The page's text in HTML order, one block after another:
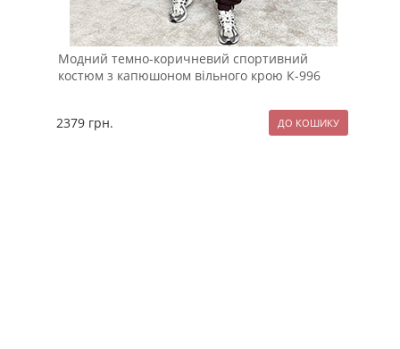
Модний темно-коричневий спортивний
костюм з капюшоном вільного крою К-996
2379 грн.